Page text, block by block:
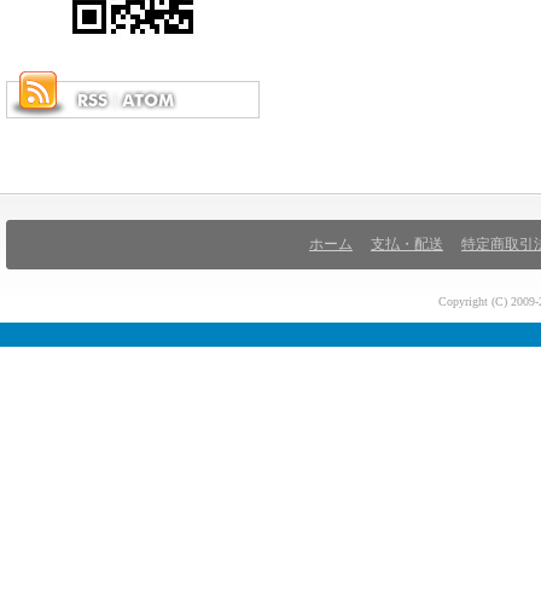
ホーム 支払・配送 特定商取引
Copyright (C)